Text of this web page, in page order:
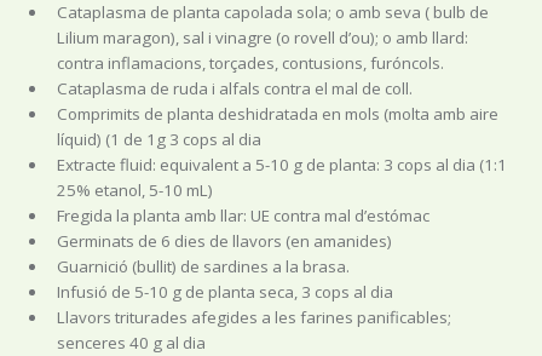
Cataplasma de planta capolada sola; o amb seva ( bulb de
Lilium maragon), sal i vinagre (o rovell d’ou); o amb llard:
contra inflamacions, torçades, contusions, furóncols.
Cataplasma de ruda i alfals contra el mal de coll.
Comprimits de planta deshidratada en mols (molta amb aire
líquid) (1 de 1g 3 cops al dia
Extracte fluid: equivalent a 5-10 g de planta: 3 cops al dia (1:1
25% etanol, 5-10 mL)
Fregida la planta amb llar: UE contra mal d’estómac
Germinats de 6 dies de llavors (en amanides)
Guarnició (bullit) de sardines a la brasa.
Infusió de 5-10 g de planta seca, 3 cops al dia
Llavors triturades afegides a les farines panificables;
senceres 40 g al dia